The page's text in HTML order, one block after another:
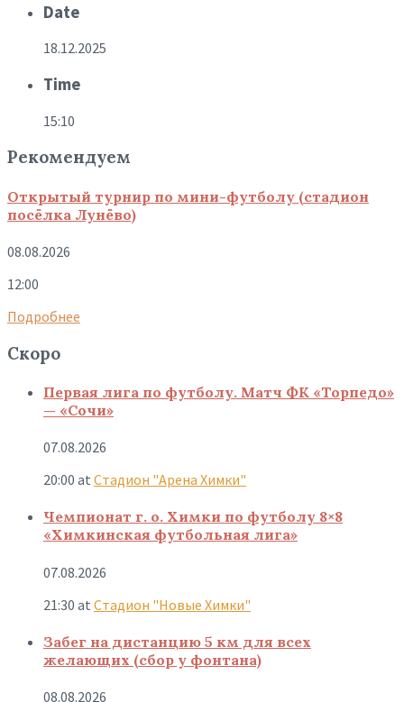
Date
18.12.2025
Time
15:10
Рекомендуем
Открытый турнир по мини-футболу (стадион
посёлка Лунёво)
08.08.2026
12:00
Подробнее
Скоро
Первая лига по футболу. Матч ФК «Торпедо»
— «Сочи»
07.08.2026
20:00 at Стадион "Арена Химки"
Чемпионат г. о. Химки по футболу 8×8
«Химкинская футбольная лига»
07.08.2026
21:30 at Стадион "Новые Химки"
Забег на дистанцию 5 км для всех
желающих (сбор у фонтана)
08.08.2026